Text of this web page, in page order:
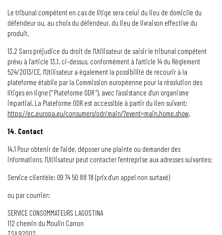
Le tribunal compétent en cas de litige sera celui du lieu de domicile du
défendeur ou, au choix du défendeur, du lieu de livraison effective du
produit.
13.2 Sans préjudice du droit de l'Utilisateur de saisir le tribunal compétent
prévu à l'article 13.1. ci-dessus, conformément à l'article 14 du Règlement
524/2013/CE, l'Utilisateur a également la possibilité de recourir à la
plateforme établie par la Commission européenne pour la résolution des
litiges en ligne (" Plateforme ODR "), avec l'assistance d'un organisme
impartial. La Plateforme ODR est accessible à partir du lien suivant:
https://ec.europa.eu/consumers/odr/main/?event=main.home.show.
14. Contact
14.1 Pour obtenir de l'aide, déposer une plainte ou demander des
informations, l'Utilisateur peut contacter l'entreprise aux adresses suivantes:
Service clientèle: 09 74 50 88 18 (prix d'un appel non surtaxé)
ou par courrier:
SERVICE CONSOMMATEURS LAGOSTINA
112 chemin du Moulin Carron